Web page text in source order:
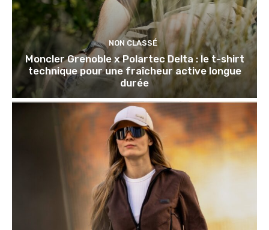
NON CLASSÉ
Moncler Grenoble x Polartec Delta : le t-shirt
technique pour une fraîcheur active longue
durée